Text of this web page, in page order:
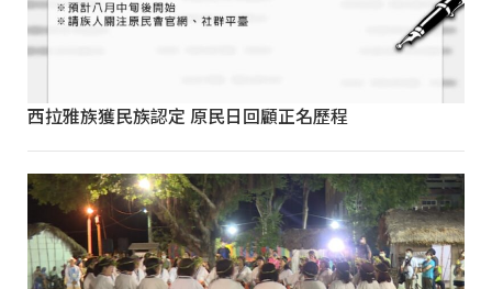
西拉雅族獲民族認定 原民日回顧正名歷程